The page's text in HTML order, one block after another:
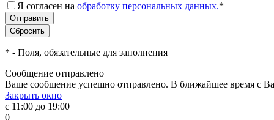
Я согласен на обработку персональных данных.*
* - Поля, обязательные для заполнения
Сообщение отправлено
Ваше сообщение успешно отправлено. В ближайшее время с
Закрыть окно
с 11:00 до 19:00
0